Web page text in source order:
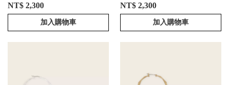
NT$ 2,300
加入購物車
NT$ 2,300
加入購物車